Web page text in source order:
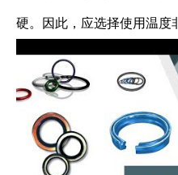
硬。因此，应选择使用温度